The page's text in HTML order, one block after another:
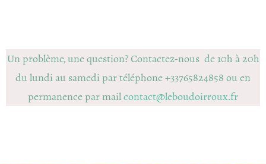
Un problème, une question? Contactez-nous de 10h à 20h
du lundi au samedi par téléphone +33765824858 ou en
permanence par mailcontact@leboudoirroux.fr